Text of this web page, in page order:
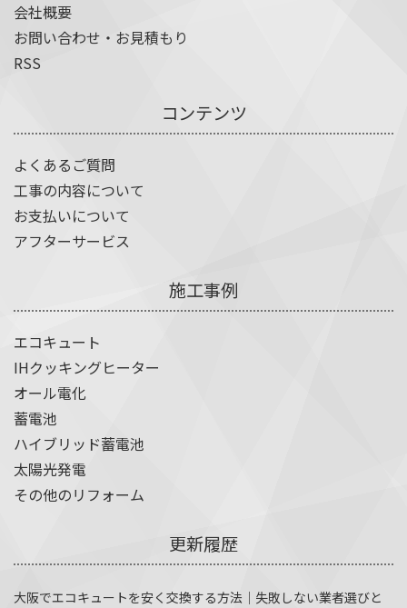
会社概要
お問い合わせ・お見積もり
RSS
コンテンツ
よくあるご質問
工事の内容について
お支払いについて
アフターサービス
施工事例
エコキュート
IHクッキングヒーター
オール電化
蓄電池
ハイブリッド蓄電池
太陽光発電
その他のリフォーム
更新履歴
大阪でエコキュートを安く交換する方法｜失敗しない業者選びと